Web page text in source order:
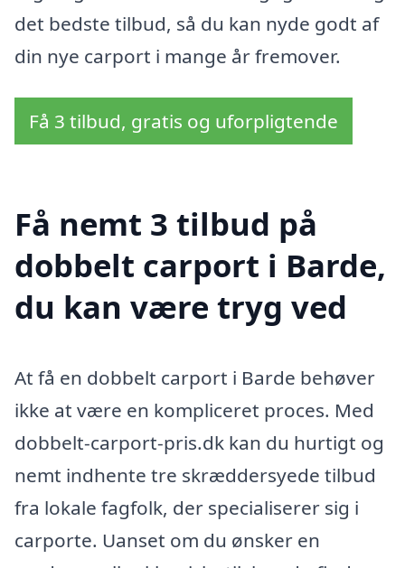
det bedste tilbud, så du kan nyde godt af
din nye carport i mange år fremover.
Få 3 tilbud, gratis og uforpligtende
Få nemt 3 tilbud på
dobbelt carport i Barde,
du kan være tryg ved
At få en dobbelt carport i Barde behøver
ikke at være en kompliceret proces. Med
dobbelt-carport-pris.dk kan du hurtigt og
nemt indhente tre skræddersyede tilbud
fra lokale fagfolk, der specialiserer sig i
carporte. Uanset om du ønsker en